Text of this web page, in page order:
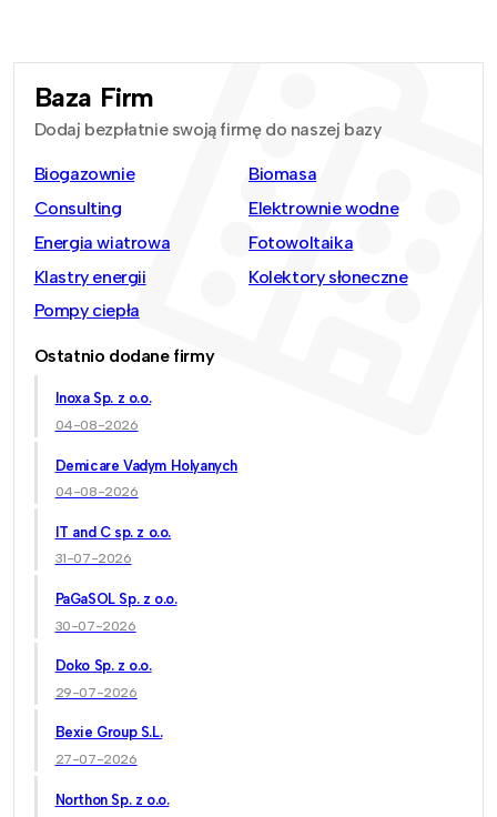
Baza Firm
Dodaj bezpłatnie swoją firmę do naszej bazy
Biogazownie
Biomasa
Consulting
Elektrownie wodne
Energia wiatrowa
Fotowoltaika
Klastry energii
Kolektory słoneczne
Pompy ciepła
Ostatnio dodane firmy
Inoxa Sp. z o.o.
04-08-2026
Demicare Vadym Holyanych
04-08-2026
IT and C sp. z o.o.
31-07-2026
PaGaSOL Sp. z o.o.
30-07-2026
Doko Sp. z o.o.
29-07-2026
Bexie Group S.L.
27-07-2026
Northon Sp. z o.o.